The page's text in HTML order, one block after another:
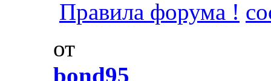
Правила форума !
от
bond95